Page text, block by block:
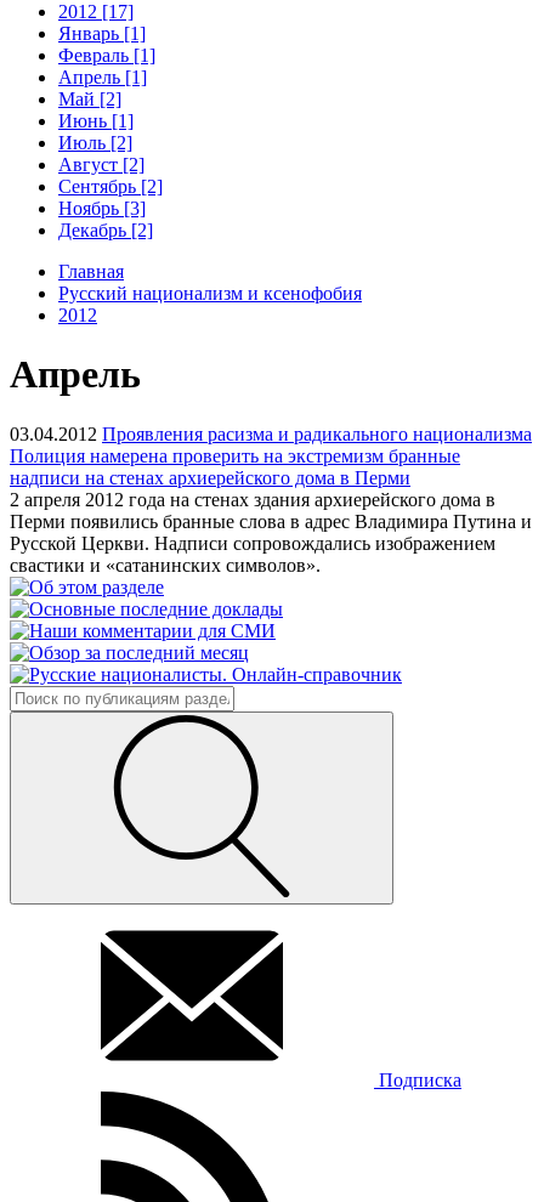
2012 [17]
Январь [1]
Февраль [1]
Апрель [1]
Май [2]
Июнь [1]
Июль [2]
Август [2]
Сентябрь [2]
Ноябрь [3]
Декабрь [2]
Главная
Русский национализм и ксенофобия
2012
Апрель
03.04.2012 Проявления расизма и радикального национализма
Полиция намерена проверить на экстремизм бранные
надписи на стенах архиерейского дома в Перми
2 апреля 2012 года на стенах здания архиерейского дома в
Перми появились бранные слова в адрес Владимира Путина и
Русской Церкви. Надписи сопровождались изображением
свастики и «сатанинских символов».
Подписка